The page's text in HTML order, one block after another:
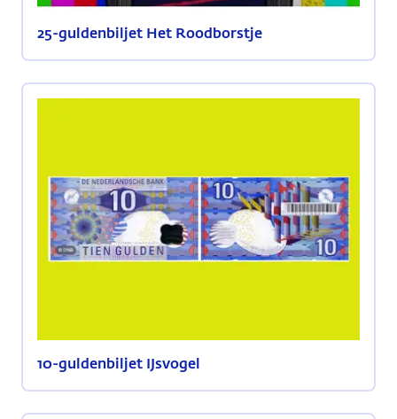
25-guldenbiljet Het Roodborstje
10-guldenbiljet IJsvogel